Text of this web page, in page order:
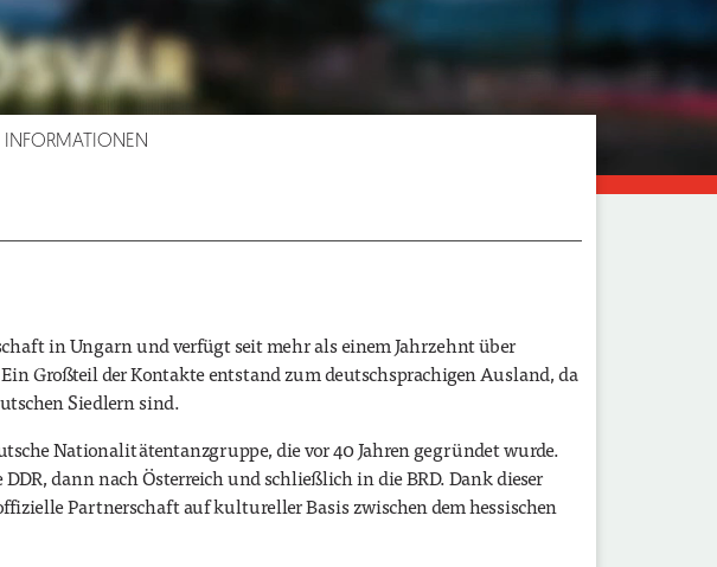
INFORMATIONEN
in Ungarn und verfügt seit mehr als einem Jahrzehnt über
Großteil der Kontakte entstand zum deutschsprachigen Ausland, da
Siedlern sind.
Nationalitätentanzgruppe, die vor 40 Jahren gegründet wurde.
dann nach Österreich und schließlich in die BRD. Dank dieser
Partnerschaft auf kultureller Basis zwischen dem hessischen
[